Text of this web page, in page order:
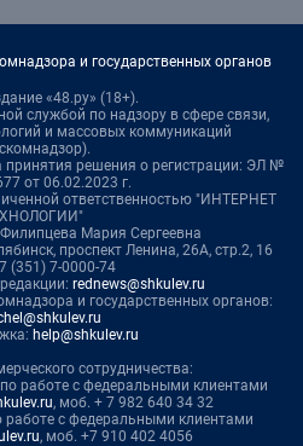
и государственных органов
«48.ру» (18+).
службой по надзору в сфере связи,
и массовых коммуникаций
принятия решения о регистрации: ЭЛ №
от 06.02.2023 г.
ответственностью "ИНТЕРНЕТ
Мария Сергеевна
проспект Ленина, 26А, стр.2, 16
(351) 7-0000-74
rednews@shkulev.ru
и государственных органов:
help@shkulev.ru
сотрудничества:
работе с федеральными клиентами
, моб. + 7 982 640 34 32
работе с федеральными клиентами
, моб. +7 910 402 4056